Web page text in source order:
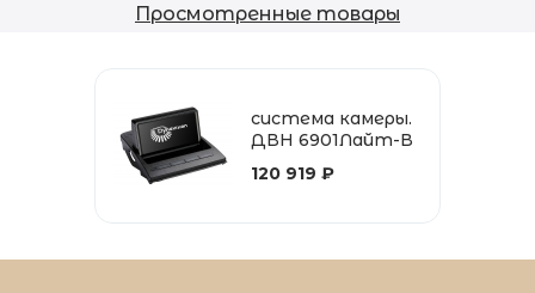
Просмотренные товары
система камеры.
ДВН 6901Лайт-В
120 919 ₽